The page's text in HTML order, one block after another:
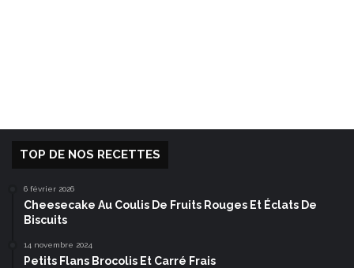
TOP DE NOS RECETTES
6 février 2026
Cheesecake Au Coulis De Fruits Rouges Et Éclats De
Biscuits
14 novembre 2024
Petits Flans Brocolis Et Carré Frais